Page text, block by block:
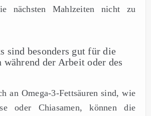
nächsten Mahlzeiten nicht zu
sind besonders gut für die
der Arbeit oder des
an Omega-3-Fettsäuren sind, wie
oder Chiasamen, können die